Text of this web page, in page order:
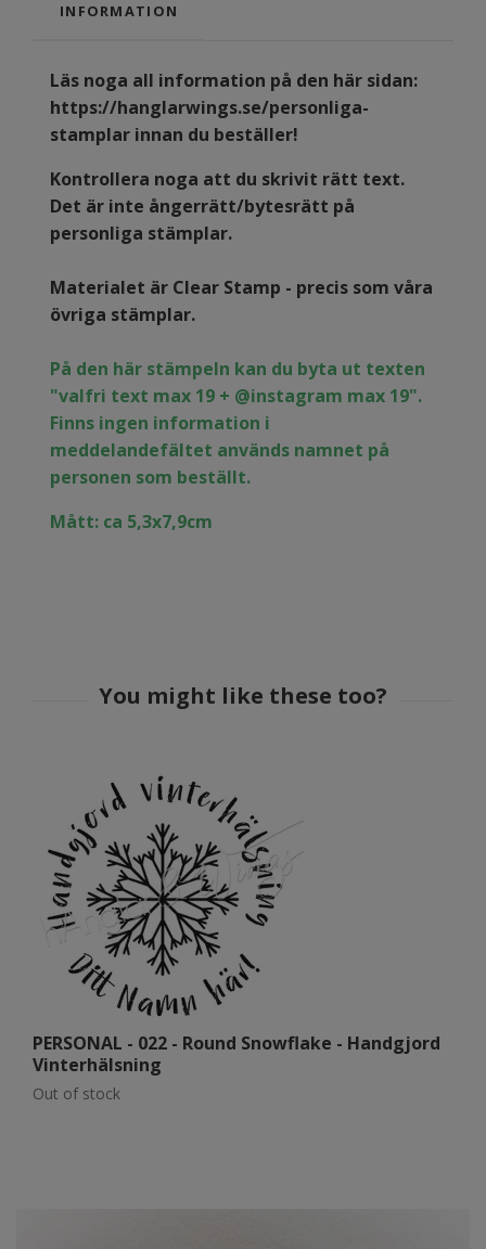
INFORMATION
Läs noga all information på den här sidan:
https://hanglarwings.se/personliga-
stamplar innan du beställer!
Kontrollera noga att du skrivit rätt text.
Det är inte ångerrätt/bytesrätt på
personliga stämplar.
Materialet är Clear Stamp - precis som våra
övriga stämplar.
På den här stämpeln kan du byta ut texten
"valfri text max 19 + @instagram max 19".
Finns ingen information i
meddelandefältet används namnet på
personen som beställt.
Mått: ca 5,3x7,9cm
PERSONAL - 022 - Round Snowflake - Handgjord
Vinterhälsning
Out of stock